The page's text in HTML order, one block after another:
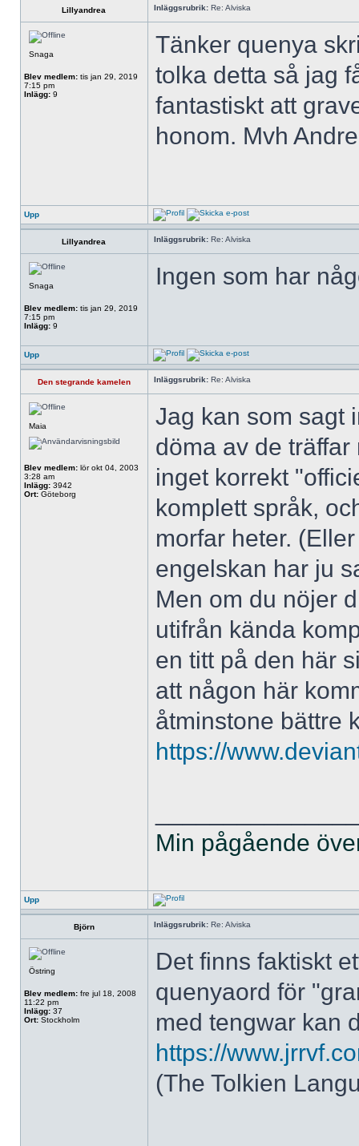
Lillyandrea Inläggsrubrik: Re: Alviska
Snaga
Blev medlem: tis jan 29, 2019
7:15 pm
Inlägg: 9
Tänker quenya
tolka detta så jag
fantastiskt att
honom. Mvh
Upp
Lillyandrea Inläggsrubrik: Re: Alviska
Snaga
Blev medlem: tis jan 29, 2019
7:15 pm
Inlägg: 9
Ingen som har
Upp
Den stegrande kamelen Inläggsrubrik: Re: Alviska
Maia
Blev medlem: lör okt 04, 2003
3:28 am
Inlägg: 3942
Ort: Göteborg
Jag kan som sagt
döma av de
inget korrekt
komplett språk,
morfar heter.
engelskan har ju
Men om du nöjer
utifrån kända
en titt på den här
att någon här
åtminstone bättre
https://
Min pågående
Upp
Björn Inläggsrubrik: Re: Alviska
Östring
Blev medlem: fre jul 18, 2008
11:22 pm
Inlägg: 37
Ort: Stockholm
Det finns faktiskt
quenyaord för
med tengwar kan
https://
(The Tolkien